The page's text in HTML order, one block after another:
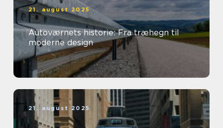
21. august 2025
Autoværnets historie: Fra træhegn til
moderne design
21. august 2025